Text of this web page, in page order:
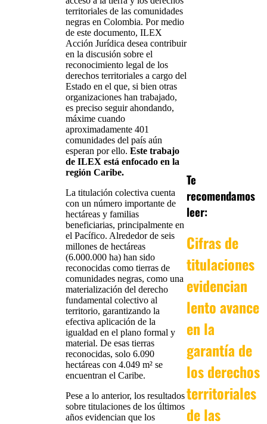
territoriales de las comunidades
negras en Colombia. Por medio
de este documento, ILEX
Acción Jurídica desea contribuir
en la discusión sobre el
reconocimiento legal de los
derechos territoriales a cargo del
Estado en el que, si bien otras
organizaciones han trabajado,
es preciso seguir ahondando,
máxime cuando
aproximadamente 401
comunidades del país aún
esperan por ello. Este trabajo
de ILEX está enfocado en la
región Caribe.
La titulación colectiva cuenta
con un número importante de
hectáreas y familias
beneficiarias, principalmente en
el Pacífico. Alrededor de seis
millones de hectáreas
(6.000.000 ha) han sido
reconocidas como tierras de
comunidades negras, como una
materialización del derecho
fundamental colectivo al
territorio, garantizando la
efectiva aplicación de la
igualdad en el plano formal y
material. De esas tierras
reconocidas, solo 6.090
hectáreas con 4.049 m² se
encuentran el Caribe.
Pese a lo anterior, los resultados
sobre titulaciones de los últimos
años evidencian que los
Te
recomendamos
leer:
Cifras de
titulaciones
evidencian
lento avance
en la
garantía de
los derechos
territoriales
de las